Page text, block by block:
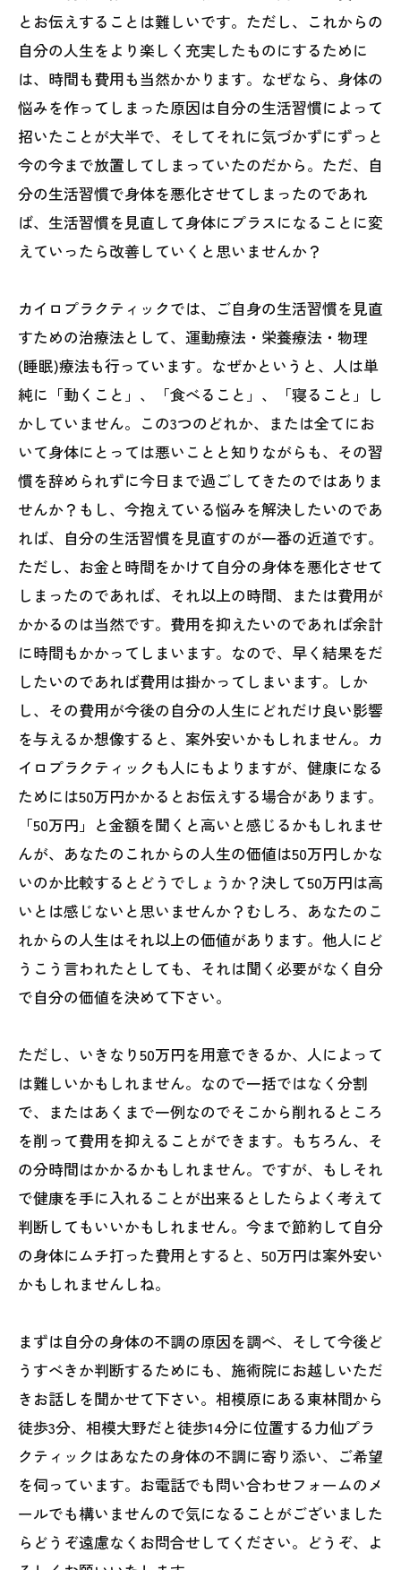
とお伝えすることは難しいです。ただし、これからの
自分の人生をより楽しく充実したものにするために
は、時間も費用も当然かかります。なぜなら、身体の
悩みを作ってしまった原因は自分の生活習慣によって
招いたことが大半で、そしてそれに気づかずにずっと
今の今まで放置してしまっていたのだから。ただ、自
分の生活習慣で身体を悪化させてしまったのであれ
ば、生活習慣を見直して身体にプラスになることに変
えていったら改善していくと思いませんか？
カイロプラクティックでは、ご自身の生活習慣を見直
すための治療法として、運動療法・栄養療法・物理
(睡眠)療法も行っています。なぜかというと、人は単
純に「動くこと」、「食べること」、「寝ること」し
かしていません。この3つのどれか、または全てにお
いて身体にとっては悪いことと知りながらも、その習
慣を辞められずに今日まで過ごしてきたのではありま
せんか？もし、今抱えている悩みを解決したいのであ
れば、自分の生活習慣を見直すのが一番の近道です。
ただし、お金と時間をかけて自分の身体を悪化させて
しまったのであれば、それ以上の時間、または費用が
かかるのは当然です。費用を抑えたいのであれば余計
に時間もかかってしまいます。なので、早く結果をだ
したいのであれば費用は掛かってしまいます。しか
し、その費用が今後の自分の人生にどれだけ良い影響
を与えるか想像すると、案外安いかもしれません。カ
イロプラクティックも人にもよりますが、健康になる
ためには50万円かかるとお伝えする場合があります。
「50万円」と金額を聞くと高いと感じるかもしれませ
んが、あなたのこれからの人生の価値は50万円しかな
いのか比較するとどうでしょうか？決して50万円は高
いとは感じないと思いませんか？むしろ、あなたのこ
れからの人生はそれ以上の価値があります。他人にど
うこう言われたとしても、それは聞く必要がなく自分
で自分の価値を決めて下さい。
ただし、いきなり50万円を用意できるか、人によって
は難しいかもしれません。なので一括ではなく分割
で、またはあくまで一例なのでそこから削れるところ
を削って費用を抑えることができます。もちろん、そ
の分時間はかかるかもしれません。ですが、もしそれ
で健康を手に入れることが出来るとしたらよく考えて
判断してもいいかもしれません。今まで節約して自分
の身体にムチ打った費用とすると、50万円は案外安い
かもしれませんしね。
まずは自分の身体の不調の原因を調べ、そして今後ど
うすべきか判断するためにも、施術院にお越しいただ
きお話しを聞かせて下さい。相模原にある東林間から
徒歩3分、相模大野だと徒歩14分に位置する力仙プラ
クティックはあなたの身体の不調に寄り添い、ご希望
を伺っています。お電話でも問い合わせフォームのメ
ールでも構いませんので気になることがございました
らどうぞ遠慮なくお問合せしてください。どうぞ、よ